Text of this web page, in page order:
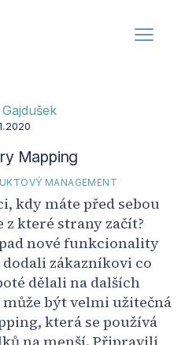
Mapping
MANAGEMENT
kdy máte před sebou
z které strany začít?
nové funkcionality
zákazníkovi co
dělali na dalších
může být velmi užitečná
která se používá